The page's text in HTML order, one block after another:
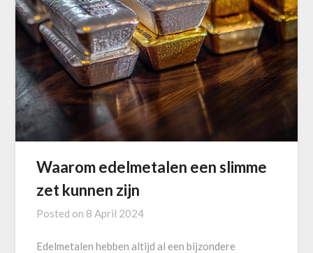
Waarom edelmetalen een slimme
zet kunnen zijn
Posted on 8 April 2024
Edelmetalen hebben altijd al een bijzondere